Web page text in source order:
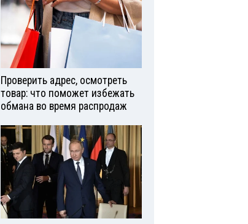
Проверить адрес, осмотреть
товар: что поможет избежать
обмана во время распродаж